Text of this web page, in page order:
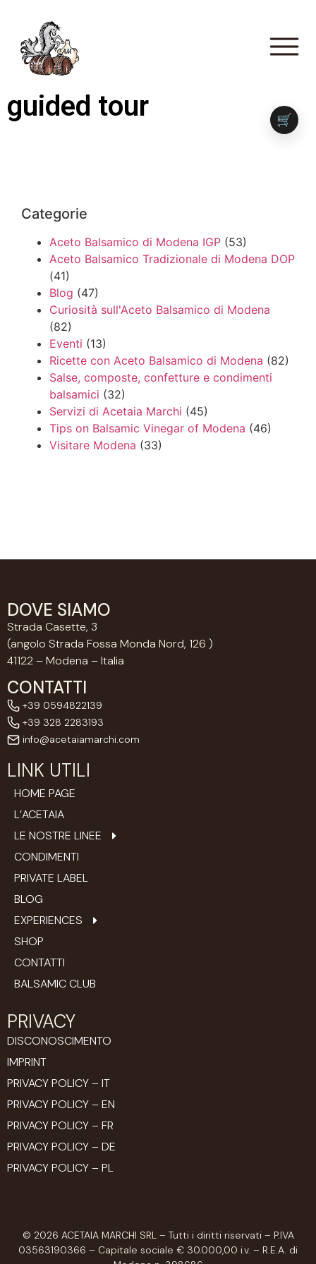
guided tour
Categorie
Aceto Balsamico di Modena IGP (53)
Aceto Balsamico Tradizionale di Modena DOP
(41)
Blog (47)
Curiosità sull'Aceto Balsamico di Modena
(82)
Eventi (13)
Ricette con Aceto Balsamico di Modena (82)
Salse, composte, confetture e condimenti
balsamici (32)
Servizi di Acetaia Marchi (45)
Tips on Balsamic Vinegar of Modena (46)
Visitare Modena (33)
DOVE SIAMO
Strada Casette, 3
(angolo Strada Fossa Monda Nord, 126 )
41122 – Modena – Italia
CONTATTI
+39 0594822139
+39 328 2283193
info@acetaiamarchi.com
LINK UTILI
HOME PAGE
L’ACETAIA
LE NOSTRE LINEE
CONDIMENTI
PRIVATE LABEL
BLOG
EXPERIENCES
SHOP
CONTATTI
BALSAMIC CLUB
PRIVACY
DISCONOSCIMENTO
IMPRINT
PRIVACY POLICY – IT
PRIVACY POLICY – EN
PRIVACY POLICY – FR
PRIVACY POLICY – DE
PRIVACY POLICY – PL
© 2026 ACETAIA MARCHI SRL – Tutti i diritti riservati – P.IVA
03563190366 – Capitale sociale € 30.000,00 i.v. – R.E.A. di
🛒